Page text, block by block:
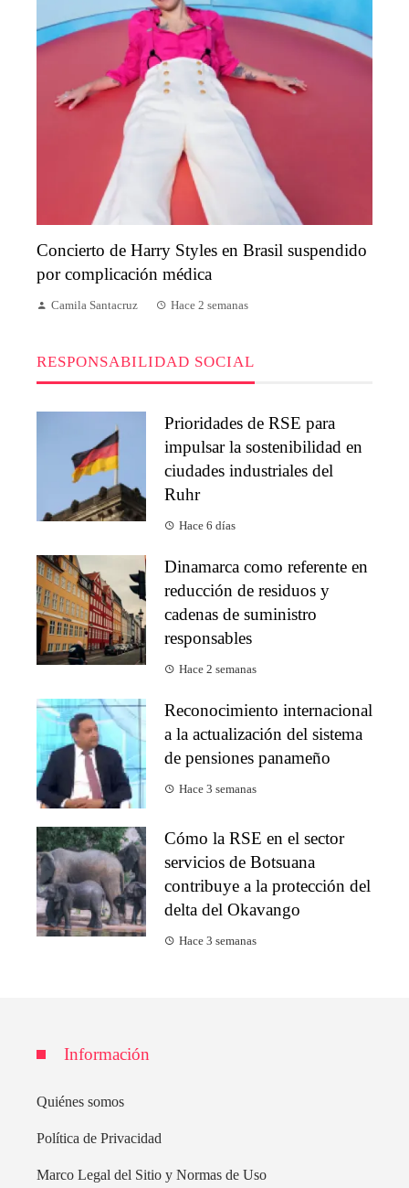
Concierto de Harry Styles en Brasil suspendido
por complicación médica
Camila Santacruz Hace 2 semanas
RESPONSABILIDAD SOCIAL
Prioridades de RSE para
impulsar la sostenibilidad en
ciudades industriales del
Ruhr
Hace 6 días
Dinamarca como referente en
reducción de residuos y
cadenas de suministro
responsables
Hace 2 semanas
Reconocimiento internacional
a la actualización del sistema
de pensiones panameño
Hace 3 semanas
Cómo la RSE en el sector
servicios de Botsuana
contribuye a la protección del
delta del Okavango
Hace 3 semanas
Información
Quiénes somos
Política de Privacidad
Marco Legal del Sitio y Normas de Uso